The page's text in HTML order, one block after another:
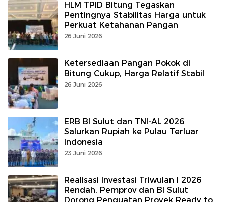
HLM TPID Bitung Tegaskan
Pentingnya Stabilitas Harga untuk
Perkuat Ketahanan Pangan
26 Juni 2026
Ketersediaan Pangan Pokok di
Bitung Cukup, Harga Relatif Stabil
26 Juni 2026
ERB BI Sulut dan TNI-AL 2026
Salurkan Rupiah ke Pulau Terluar
Indonesia
23 Juni 2026
Realisasi Investasi Triwulan I 2026
Rendah, Pemprov dan BI Sulut
Dorong Penguatan Proyek Ready to